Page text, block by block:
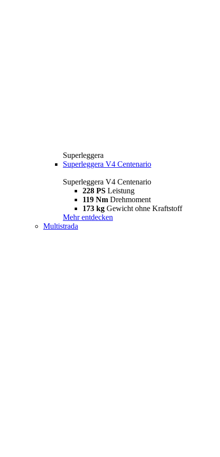
Superleggera
Superleggera V4 Centenario
Superleggera V4 Centenario
228 PS Leistung
119 Nm Drehmoment
173 kg Gewicht ohne Kraftstoff
Mehr entdecken
Multistrada